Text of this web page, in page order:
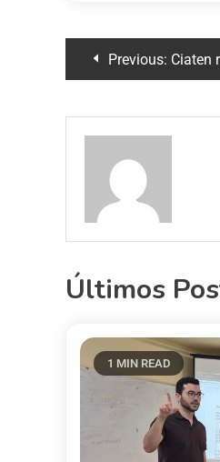
Previous: Ciaten
Últimos
1 MIN READ